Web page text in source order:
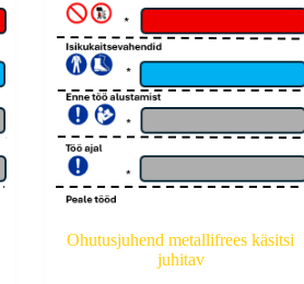
Ohutusjuhend metallifrees käsitsi
juhitav